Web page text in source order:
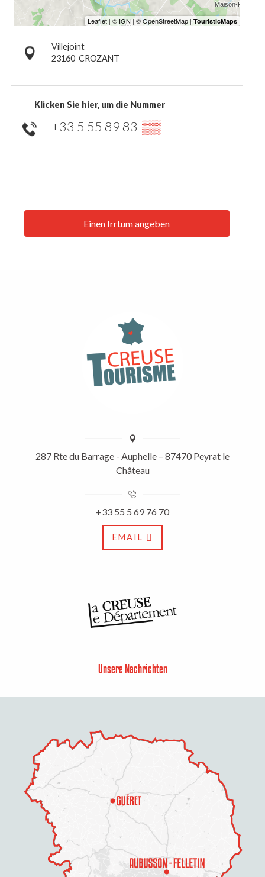
Preise
Villejoint
23160 CROZANT
Klicken Sie hier, um die Nummer
+33 5 55 89 83 ▒▒
Einen Irrtum angeben
287 Rte du Barrage - Auphelle – 87470 Peyrat le
Château
+33 55 5 69 76 70
EMAIL
Unsere Nachrichten